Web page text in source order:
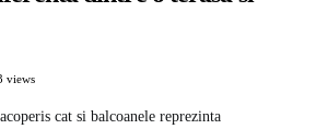
views
cat si balcoanele reprezinta